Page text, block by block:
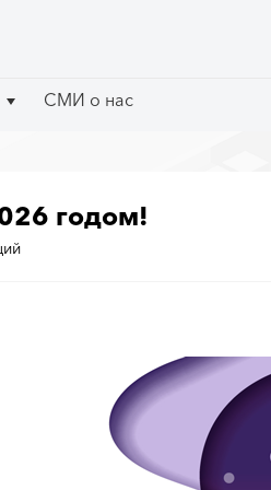
СМИ о нас
СМИ о нас
годом!